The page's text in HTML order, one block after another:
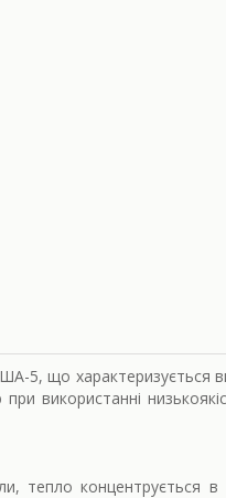
5, що характеризується
використанні
тепло концентрується